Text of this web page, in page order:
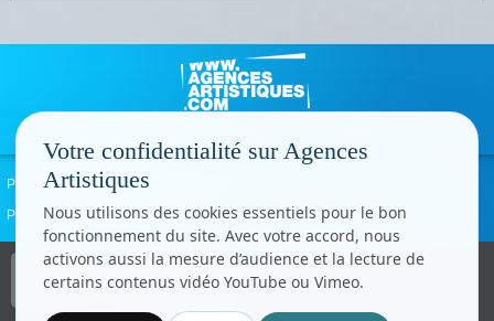
Politique de confidentialité
Paramètres cookies
Copyright © CC.Comunication
Tous droits réservés
Votre confidentialité sur Agences
Artistiques
Nous utilisons des cookies essentiels pour le bon
fonctionnement du site. Avec votre accord, nous
activons aussi la mesure d’audience et la lecture de
certains contenus vidéo YouTube ou Vimeo.